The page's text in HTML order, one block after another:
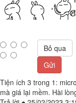
Bỏ qua
Gửi
Tiện ích 3 trong 1:
mà giá lại mềm. Hài